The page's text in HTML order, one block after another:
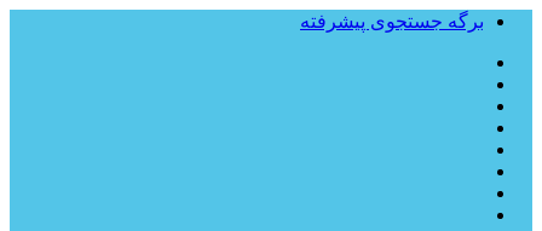
برگه جستجوی پیشرفته